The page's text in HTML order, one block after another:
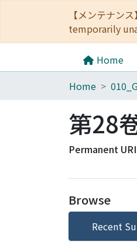
【メンテナン
temporarily
Home
Home
第28
Permanent
Browse
Recent